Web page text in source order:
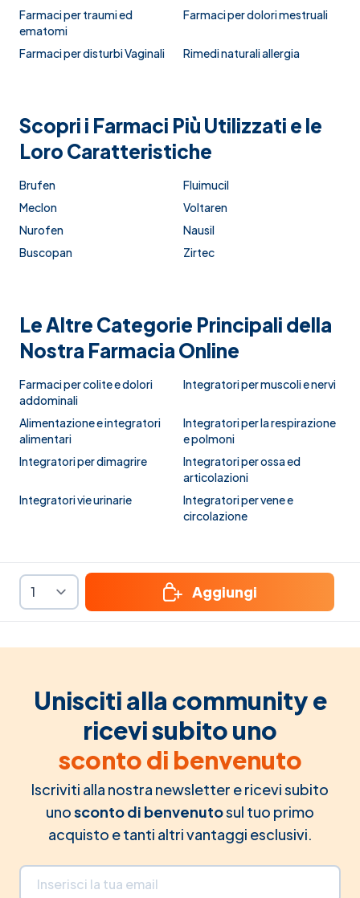
Farmaci per traumi ed
ematomi
Farmaci per dolori mestruali
Farmaci per disturbi Vaginali Rimedi naturali allergia
Scopri i Farmaci Più Utilizzati e le
Loro Caratteristiche
Brufen
Fluimucil
Meclon
Voltaren
Nurofen
Nausil
Buscopan
Zirtec
Le Altre Categorie Principali della
Nostra Farmacia Online
Farmaci per colite e dolori
addominali
Integratori per muscoli e nervi
Alimentazione e integratori
alimentari
Integratori per la respirazione
e polmoni
Integratori per dimagrire
Integratori per ossa ed
articolazioni
Integratori vie urinarie
Integratori per vene e
circolazione
Aggiungi
Unisciti alla community e
ricevi subito uno
sconto di benvenuto
Iscriviti alla nostra newsletter e ricevi subito
unosconto di benvenutosul tuo primo
acquisto e tanti altri vantaggi esclusivi.
Indirizzo email